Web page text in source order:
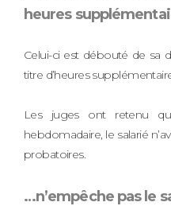
heures
Celui-ci est débouté de sa
titre d’heures
Les juges ont retenu
hebdomadaire, le salarié
probatoires.
…n’empêche pas le